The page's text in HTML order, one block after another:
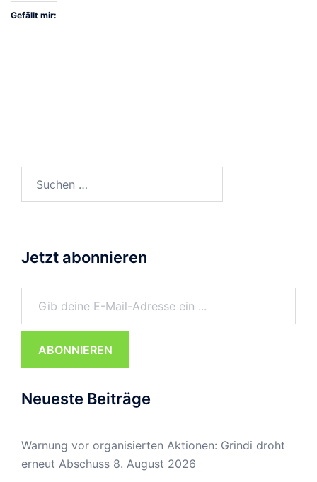
Gefällt mir:
nach:
Jetzt abonnieren
Gib deine E-Mail-Adresse ein ...
ABONNIEREN
Neueste Beiträge
Warnung vor organisierten Aktionen: Grindi droht
erneut Abschuss 8. August 2026